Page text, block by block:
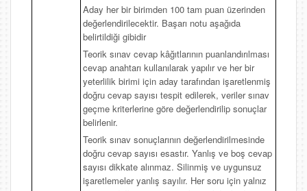
Aday her bir birimden 100 tam puan üzerinden
değerlendirilecektir. Başarı notu aşağıda
belirtildiği gibidir
Teorik sınav cevap kâğıtlarının puanlandırılması
cevap anahtarı kullanılarak yapılır ve her bir
yeterlilik birimi için aday tarafından işaretlenmiş
doğru cevap sayısı tespit edilerek, veriler sınav
geçme kriterlerine göre değerlendirilip sonuçlar
belirlenir.
Teorik sınav sonuçlarının değerlendirilmesinde
doğru cevap sayısı esastır. Yanlış ve boş cevap
sayısı dikkate alınmaz. Silinmiş ve uygunsuz
işaretlemeler yanlış sayılır. Her soru için yalnız